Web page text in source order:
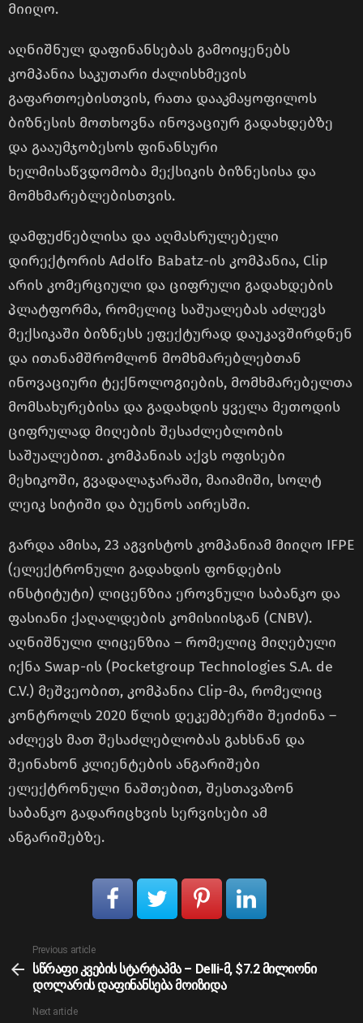
მიიღო.
აღნიშნულ დაფინანსებას გამოიყენებს
კომპანია საკუთარი ძალისხმევის
გაფართოებისთვის, რათა დააკმაყოფილოს
ბიზნესის მოთხოვნა ინოვაციურ გადახდებზე
და გააუმჯობესოს ფინანსური
ხელმისაწვდომობა მექსიკის ბიზნესისა და
მომხმარებლებისთვის.
დამფუძნებლისა და აღმასრულებელი
დირექტორის Adolfo Babatz-ის კომპანია, Clip
არის კომერციული და ციფრული გადახდების
პლატფორმა, რომელიც საშუალებას აძლევს
მექსიკაში ბიზნესს ეფექტურად დაუკავშირდნენ
და ითანამშრომლონ მომხმარებლებთან
ინოვაციური ტექნოლოგიების, მომხმარებელთა
მომსახურებისა და გადახდის ყველა მეთოდის
ციფრულად მიღების შესაძლებლობის
საშუალებით. კომპანიას აქვს ოფისები
მეხიკოში, გვადალაჯარაში, მაიამიში, სოლტ
ლეიკ სიტიში და ბუენოს აირესში.
გარდა ამისა, 23 აგვისტოს კომპანიამ მიიღო IFPE
(ელექტრონული გადახდის ფონდების
ინსტიტუტი) ლიცენზია ეროვნული საბანკო და
ფასიანი ქაღალდების კომისიისგან (CNBV).
აღნიშნული ლიცენზია – რომელიც მიღებული
იქნა Swap-ის (Pocketgroup Technologies S.A. de
C.V.) მეშვეობით, კომპანია Clip-მა, რომელიც
კონტროლს 2020 წლის დეკემბერში შეიძინა –
აძლევს მათ შესაძლებლობას გახსნან და
შეინახონ კლიენტების ანგარიშები
ელექტრონული ნაშთებით, შესთავაზონ
საბანკო გადარიცხვის სერვისები ამ
ანგარიშებზე.
more
Previous article
სწრაფი კვების სტარტაპმა – Delli-მ, $7.2 მილიონი
დოლარის დაფინანსება მოიზიდა
Next article